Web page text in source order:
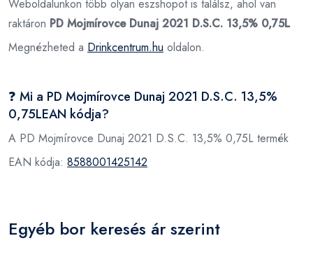
Weboldalunkon több olyan eszshopot is találsz, ahol van
raktáron PD Mojmírovce Dunaj 2021 D.S.C. 13,5% 0,75L
Megnézheted a Drinkcentrum.hu oldalon.
❓ Mi a PD Mojmírovce Dunaj 2021 D.S.C. 13,5%
0,75LEAN kódja?
A PD Mojmírovce Dunaj 2021 D.S.C. 13,5% 0,75L termék
EAN kódja: 8588001425142
Egyéb bor keresés ár szerint